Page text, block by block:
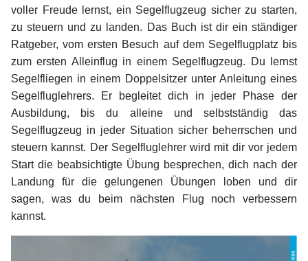
voller Freude lernst, ein Segelflugzeug sicher zu starten,
zu steuern und zu landen. Das Buch ist dir ein ständiger
Ratgeber, vom ersten Besuch auf dem Segelflugplatz bis
zum ersten Alleinflug in einem Segelflugzeug. Du lernst
Segelfliegen in einem Doppelsitzer unter Anleitung eines
Segelfluglehrers. Er begleitet dich in jeder Phase der
Ausbildung, bis du alleine und selbstständig das
Segelflugzeug in jeder Situation sicher beherrschen und
steuern kannst. Der Segelfluglehrer wird mit dir vor jedem
Start die beabsichtigte Übung besprechen, dich nach der
Landung für die gelungenen Übungen loben und dir
sagen, was du beim nächsten Flug noch verbessern
kannst.